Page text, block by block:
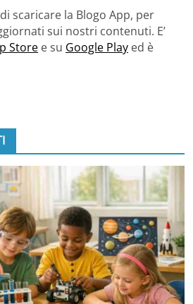
scaricare la Blogo App, per
sui nostri contenuti. E’
Store e su Google Play ed è